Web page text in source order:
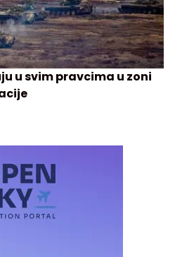
u svim pravcima u zoni